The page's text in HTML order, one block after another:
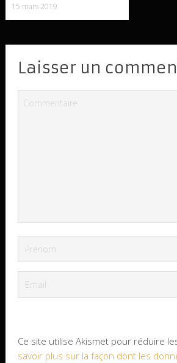
15 mars 2019
Laisser un
Ce site utilise Akismet pour réduire
savoir plus sur la façon dont les